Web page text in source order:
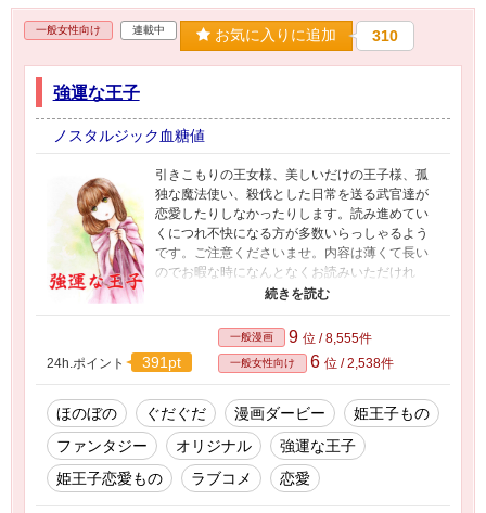
一般女性向け 連載中 お気に入りに追加 310
強運な王子
ノスタルジック血糖値
引きこもりの王女様、美しいだけの王子様、孤
独な魔法使い、殺伐とした日常を送る武官達が
恋愛したりしなかったりします。読み進めてい
くにつれ不快になる方が多数いらっしゃるよう
です。ご注意くださいませ。内容は薄くて長い
のでお暇な時になんとなくお読みいただけれ
ば…。(っ'ω')っTINAMIに2019年からちまちま投
24h.ポイント 391pt
一般漫画 9 位 / 8,555件
一般女性向け 6 位 / 2,538件
ほのぼの ぐだぐだ 漫画ダービー
姫王子もの
ファンタジー
オリジナル
強運な王子
姫王子恋愛もの
ラブコメ 恋愛